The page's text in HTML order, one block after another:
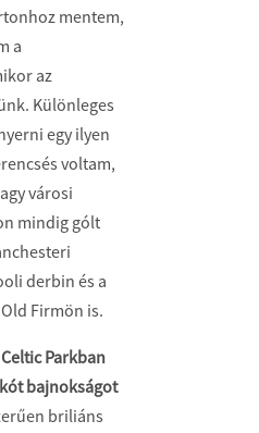
mentem,
a
az
Különleges
egy ilyen
voltam,
városi
mindig gólt
derbin és a
Firmön is.
Parkban
bajnokságot
briliáns